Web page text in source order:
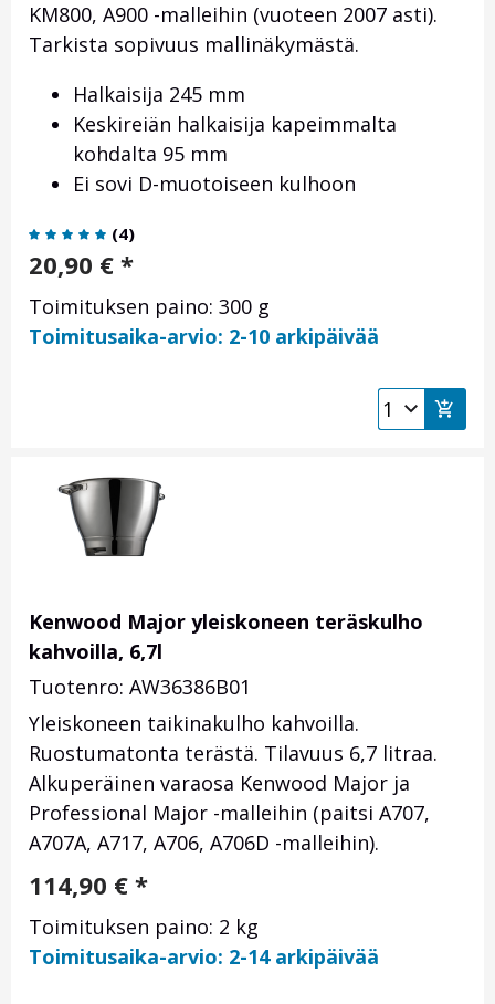
KM800, A900 -malleihin (vuoteen 2007 asti).
Tarkista sopivuus mallinäkymästä.
Halkaisija 245 mm
Keskireiän halkaisija kapeimmalta
kohdalta 95 mm
Ei sovi D-muotoiseen kulhoon
(4)
20,90 € *
Toimituksen paino: 300 g
Toimitusaika-arvio: 2-10 arkipäivää
Kenwood Major yleiskoneen teräskulho
kahvoilla, 6,7l
Tuotenro: AW36386B01
Yleiskoneen taikinakulho kahvoilla.
Ruostumatonta terästä. Tilavuus 6,7 litraa.
Alkuperäinen varaosa Kenwood Major ja
Professional Major -malleihin (paitsi A707,
A707A, A717, A706, A706D -malleihin).
114,90 € *
Toimituksen paino: 2 kg
Toimitusaika-arvio: 2-14 arkipäivää